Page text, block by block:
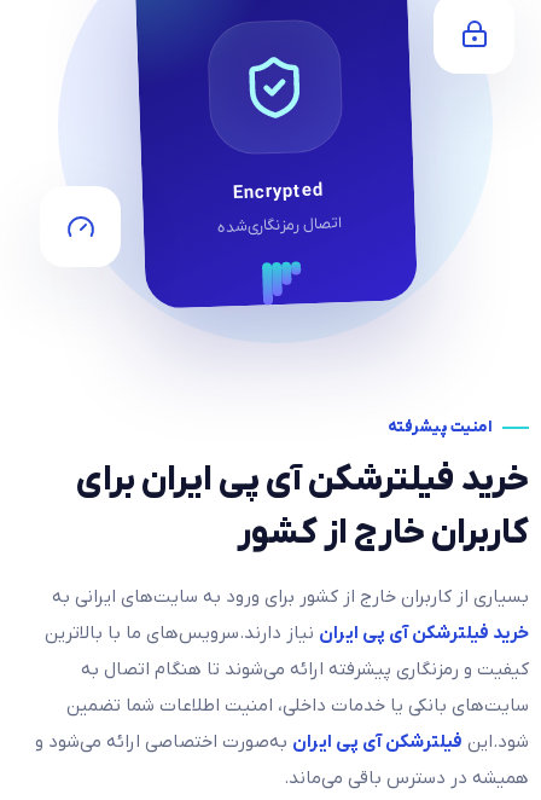
Encrypted
اتصال رمزنگاری‌شده
امنیت پیشرفته
خرید فیلترشکن آی پی ایران برای
کاربران خارج از کشور
بسیاری از کاربران خارج از کشور برای ورود به سایت‌های ایرانی به
خرید فیلترشکن آی پی ایران نیاز دارند.سرویس‌های ما با بالاترین
کیفیت و رمزنگاری پیشرفته ارائه می‌شوند تا هنگام اتصال به
سایت‌های بانکی یا خدمات داخلی، امنیت اطلاعات شما تضمین
شود.این فیلترشکن آی پی ایران به‌صورت اختصاصی ارائه می‌شود و
همیشه در دسترس باقی می‌ماند.